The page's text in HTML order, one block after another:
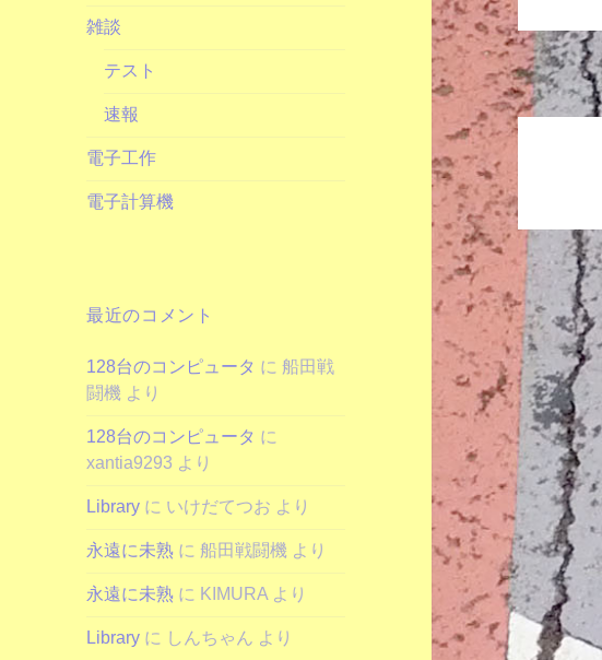
雑談
テスト
速報
電子工作
電子計算機
最近のコメント
128台のコンピュータ に船田戦
闘機 より
128台のコンピュータ に
xantia9293 より
Library に いけだてつお より
永遠に未熟 に船田戦闘機 より
永遠に未熟 に KIMURA より
Library に しんちゃん より
ン